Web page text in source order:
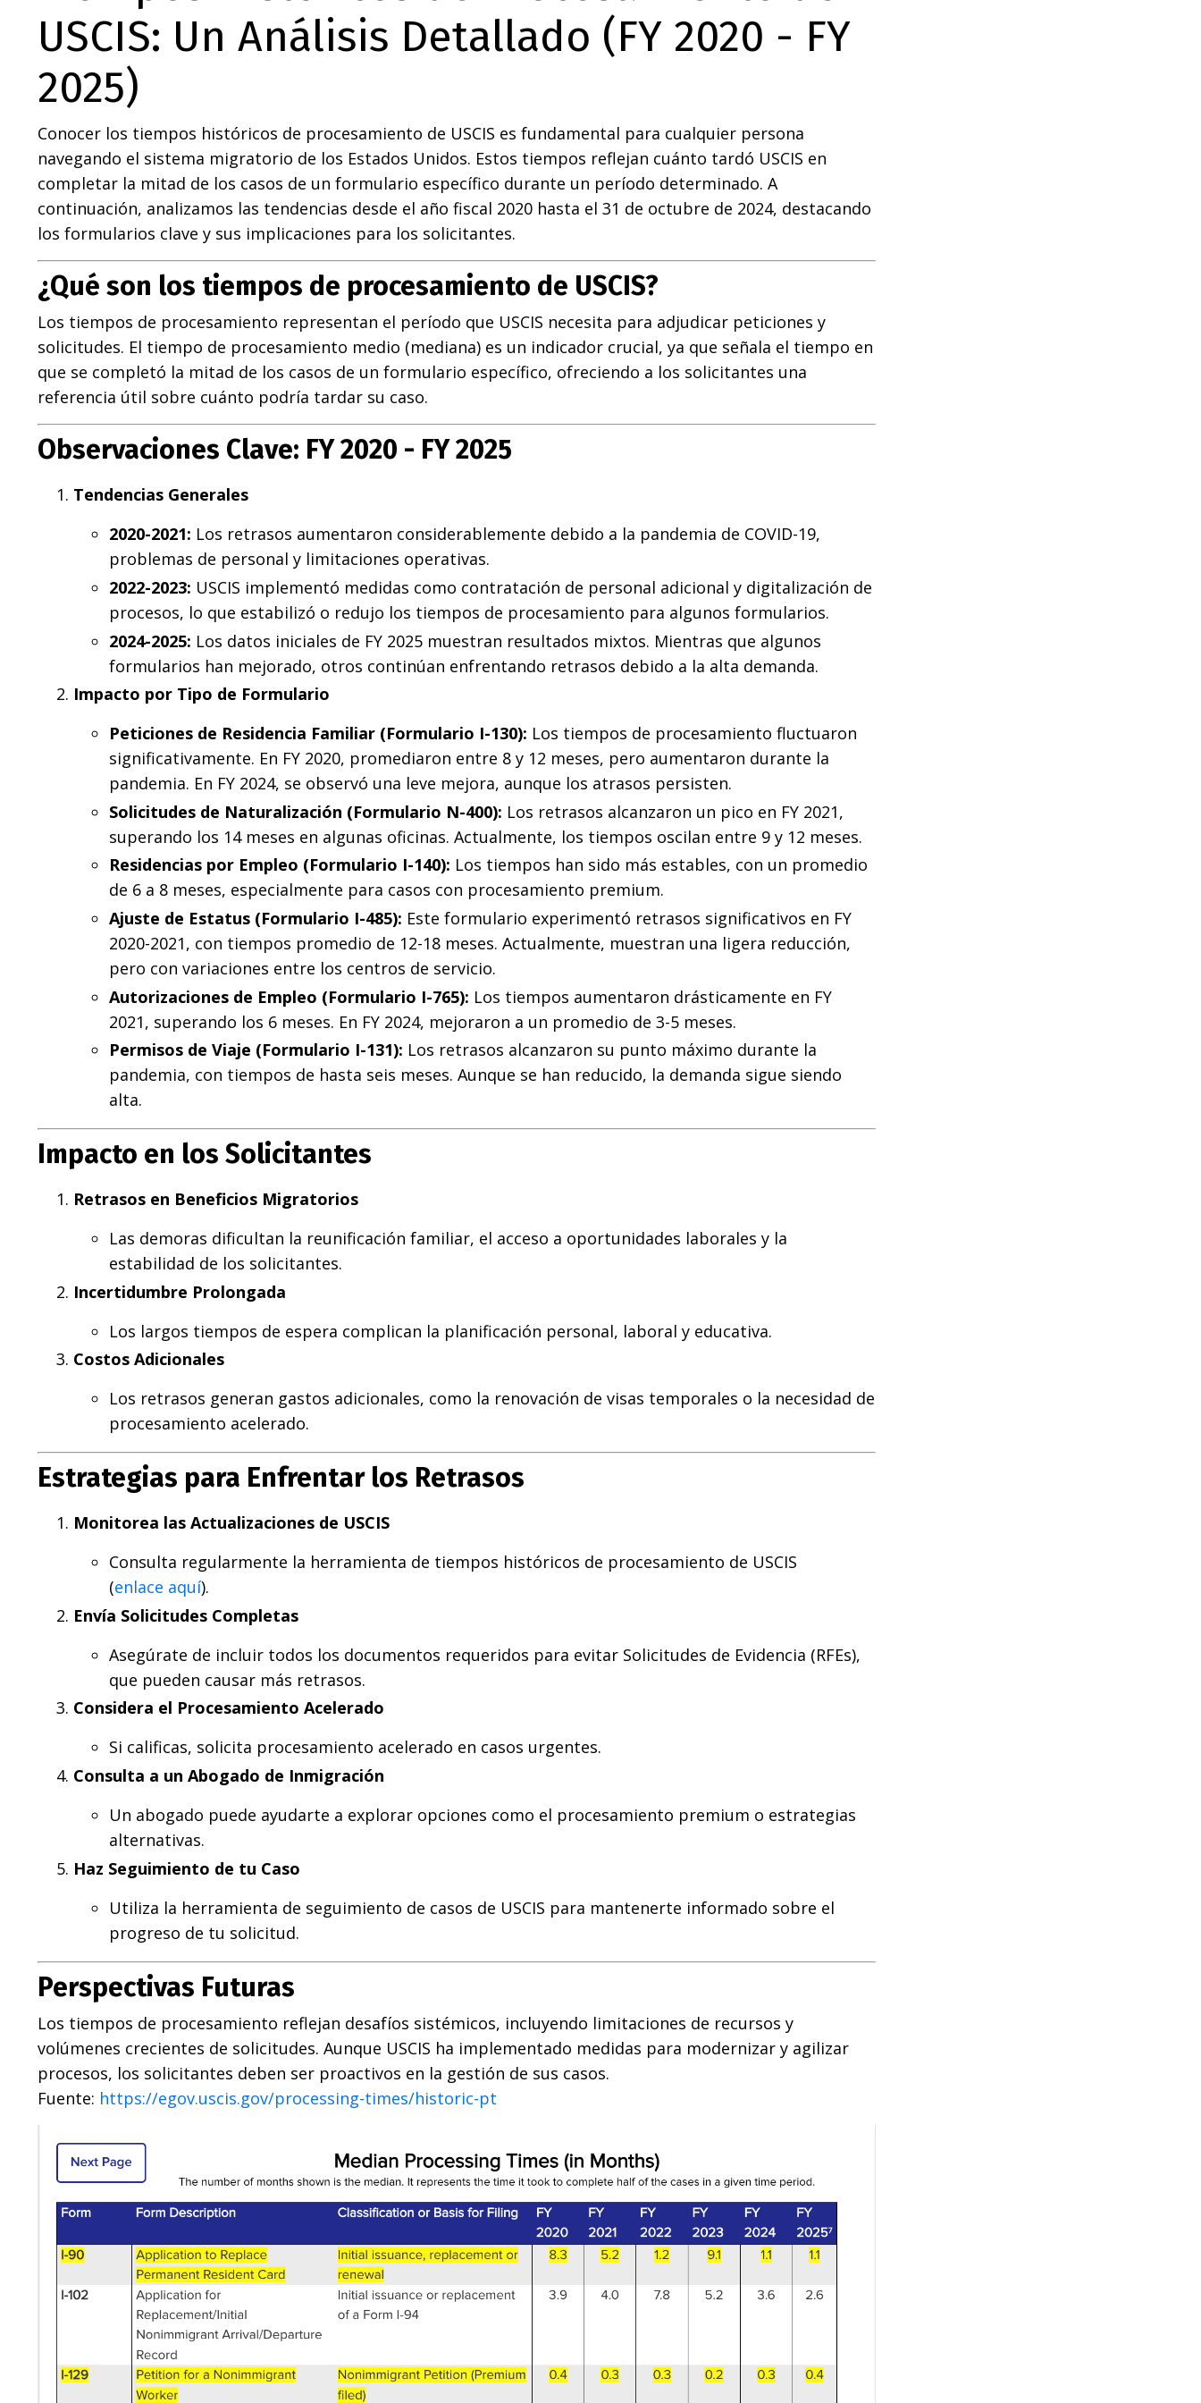
USCIS: Un Análisis Detallado (FY 2020 - FY
2025)
Conocer los tiempos históricos de procesamiento de USCIS es fundamental para cualquier persona
navegando el sistema migratorio de los Estados Unidos. Estos tiempos reflejan cuánto tardó USCIS en
completar la mitad de los casos de un formulario específico durante un período determinado. A
continuación, analizamos las tendencias desde el año fiscal 2020 hasta el 31 de octubre de 2024, destacando
los formularios clave y sus implicaciones para los solicitantes.
¿Qué son los tiempos de procesamiento de USCIS?
Los tiempos de procesamiento representan el período que USCIS necesita para adjudicar peticiones y
solicitudes. El tiempo de procesamiento medio (mediana) es un indicador crucial, ya que señala el tiempo en
que se completó la mitad de los casos de un formulario específico, ofreciendo a los solicitantes una
referencia útil sobre cuánto podría tardar su caso.
Observaciones Clave: FY 2020 - FY 2025
Tendencias Generales
2020-2021: Los retrasos aumentaron considerablemente debido a la pandemia de COVID-19,
problemas de personal y limitaciones operativas.
2022-2023: USCIS implementó medidas como contratación de personal adicional y digitalización de
procesos, lo que estabilizó o redujo los tiempos de procesamiento para algunos formularios.
2024-2025: Los datos iniciales de FY 2025 muestran resultados mixtos. Mientras que algunos
formularios han mejorado, otros continúan enfrentando retrasos debido a la alta demanda.
Impacto por Tipo de Formulario
Peticiones de Residencia Familiar (Formulario I-130): Los tiempos de procesamiento fluctuaron
significativamente. En FY 2020, promediaron entre 8 y 12 meses, pero aumentaron durante la
pandemia. En FY 2024, se observó una leve mejora, aunque los atrasos persisten.
Solicitudes de Naturalización (Formulario N-400): Los retrasos alcanzaron un pico en FY 2021,
superando los 14 meses en algunas oficinas. Actualmente, los tiempos oscilan entre 9 y 12 meses.
Residencias por Empleo (Formulario I-140): Los tiempos han sido más estables, con un promedio
de 6 a 8 meses, especialmente para casos con procesamiento premium.
Ajuste de Estatus (Formulario I-485): Este formulario experimentó retrasos significativos en FY
2020-2021, con tiempos promedio de 12-18 meses. Actualmente, muestran una ligera reducción,
pero con variaciones entre los centros de servicio.
Autorizaciones de Empleo (Formulario I-765): Los tiempos aumentaron drásticamente en FY
2021, superando los 6 meses. En FY 2024, mejoraron a un promedio de 3-5 meses.
Permisos de Viaje (Formulario I-131): Los retrasos alcanzaron su punto máximo durante la
pandemia, con tiempos de hasta seis meses. Aunque se han reducido, la demanda sigue siendo
alta.
Impacto en los Solicitantes
Retrasos en Beneficios Migratorios
Las demoras dificultan la reunificación familiar, el acceso a oportunidades laborales y la
estabilidad de los solicitantes.
Incertidumbre Prolongada
Los largos tiempos de espera complican la planificación personal, laboral y educativa.
Costos Adicionales
Los retrasos generan gastos adicionales, como la renovación de visas temporales o la necesidad de
procesamiento acelerado.
Estrategias para Enfrentar los Retrasos
Monitorea las Actualizaciones de USCIS
Consulta regularmente la herramienta de tiempos históricos de procesamiento de USCIS
(enlace aquí).
Envía Solicitudes Completas
Asegúrate de incluir todos los documentos requeridos para evitar Solicitudes de Evidencia (RFEs),
que pueden causar más retrasos.
Considera el Procesamiento Acelerado
Si calificas, solicita procesamiento acelerado en casos urgentes.
Consulta a un Abogado de Inmigración
Un abogado puede ayudarte a explorar opciones como el procesamiento premium o estrategias
alternativas.
Haz Seguimiento de tu Caso
Utiliza la herramienta de seguimiento de casos de USCIS para mantenerte informado sobre el
progreso de tu solicitud.
Perspectivas Futuras
Los tiempos de procesamiento reflejan desafíos sistémicos, incluyendo limitaciones de recursos y
volúmenes crecientes de solicitudes. Aunque USCIS ha implementado medidas para modernizar y agilizar
procesos, los solicitantes deben ser proactivos en la gestión de sus casos.
Fuente: https://egov.uscis.gov/processing-times/historic-pt